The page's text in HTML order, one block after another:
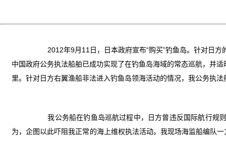
2012年9月11日，日本政府宣布“购买”钓鱼岛。针对日方
中国政府公务执法船舶已成功实现了在钓鱼岛海域的常态巡航，并
里。针对日方右翼渔船非法进入钓鱼岛领海活动的情况，我公务执
我公务船在钓鱼岛巡航过程中，日方曾违反国际航行规则
为，企图以此吓阻我正常的海上维权执法活动。我现场海监船编队